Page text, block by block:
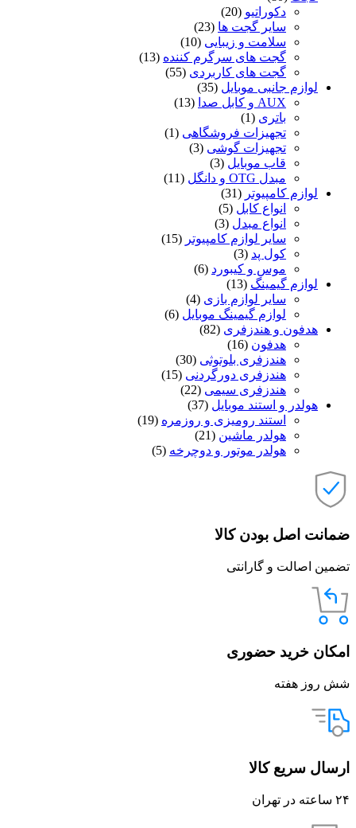
دکوراتیو (20)
سایر گجت ها (23)
سلامت و زیبایی (10)
گجت های سرگرم کننده (13)
گجت های کاربردی (55)
لوازم جانبی موبایل (35)
AUX و کابل صدا
(13)
باتری (1)
تجهیزات فروشگاهی (1)
تجهیزات گوشی (3)
قاب موبایل (3)
مبدل OTG و دانگل
(11)
لوازم کامپیوتر (31)
انواع کابل (5)
انواع مبدل (3)
سایر لوازم کامپیوتر (15)
کول پد (3)
موس و کیبورد (6)
لوازم گیمینگ (13)
سایر لوازم بازی (4)
لوازم گیمینگ موبایل (6)
هدفون و هندزفری (82)
هدفون (16)
هندزفری بلوتوثی (30)
هندزفری دورگردنی (15)
هندزفری سیمی (22)
هولدر و استند موبایل (37)
استند رومیزی و روزمره (19)
هولدر ماشین (21)
هولدر موتور و دوچرخه (5)
ضمانت اصل بودن کالا
تضمین اصالت و گارانتی
امکان خرید حضوری
شش روز هفته
ارسال سریع کالا
۲۴ ساعته در تهران